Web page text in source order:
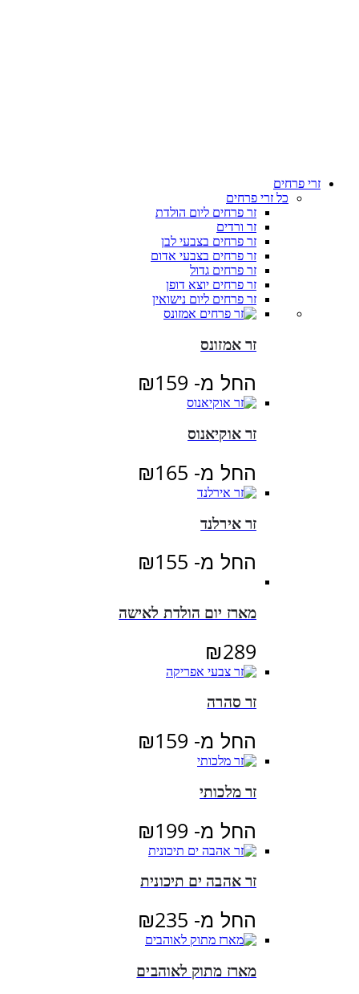
זרי פרחים
כל זרי פרחים
זר פרחים ליום הולדת
זר ורדים
זר פרחים בצבעי לבן
זר פרחים בצבעי אדום
זר פרחים גדול
זר פרחים יוצא דופן
זר פרחים ליום נישואין
זר אמזונס
החל מ- ₪159
זר אוקיאנוס
החל מ- ₪165
זר אירלנד
החל מ- ₪155
מארז יום הולדת לאישה
₪289
זר סהרה
החל מ- ₪159
זר מלכותי
החל מ- ₪199
זר אהבה ים תיכונית
החל מ- ₪235
מארז מתוק לאוהבים